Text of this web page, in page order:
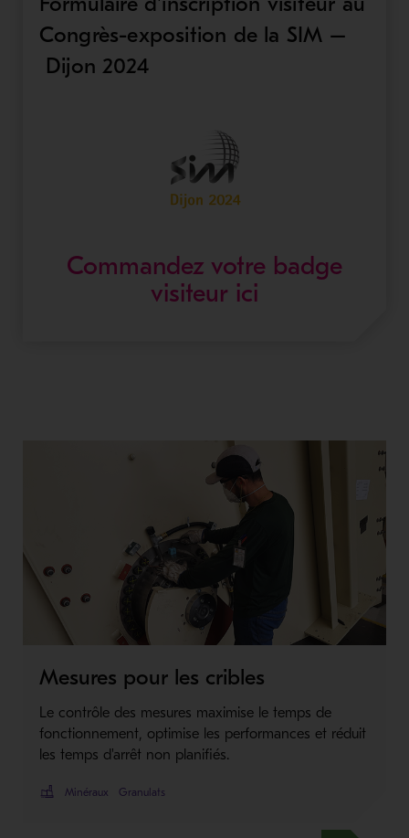
Congrès-exposition de la SIM –
Dijon 2024
Commandez votre badge
visiteur ici- Ouvre dans
Mesures pour les cribles
Le contrôle des mesures maximise le temps de
fonctionnement, optimise les performances et réduit
les temps d'arrêt non planifiés.
Minéraux Granulats